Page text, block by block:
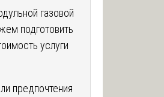
газовой
подготовить
услуги
предпочтения